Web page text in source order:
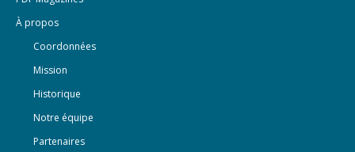
À propos
Coordonnées
Mission
Historique
Notre équipe
Partenaires